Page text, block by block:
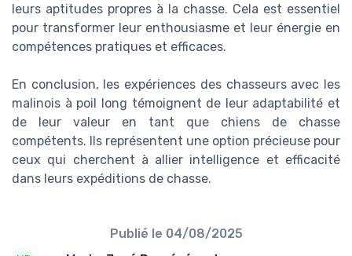
leurs aptitudes propres à la chasse. Cela est essentiel
pour transformer leur enthousiasme et leur énergie en
compétences pratiques et efficaces.
En conclusion, les expériences des chasseurs avec les
malinois à poil long témoignent de leur adaptabilité et
de leur valeur en tant que chiens de chasse
compétents. Ils représentent une option précieuse pour
ceux qui cherchent à allier intelligence et efficacité
dans leurs expéditions de chasse.
Publié le 04/08/2025